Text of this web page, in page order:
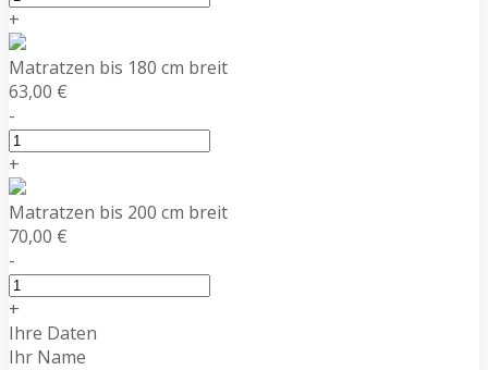
+
Matratzen bis 180 cm breit
63,00 €
-
+
Matratzen bis 200 cm breit
70,00 €
-
+
Ihre Daten
Ihr Name